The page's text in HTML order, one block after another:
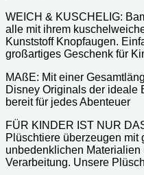
WEICH & KUSCHELIG:
alle mit ihrem
Kunststoff Knopfaugen.
großartiges Geschenk für
MAßE: Mit einer
Disney Originals der ideale
bereit für jedes Abenteuer
FÜR KINDER IST NUR
Plüschtiere überzeugen mit
unbedenklichen
Verarbeitung. Unsere